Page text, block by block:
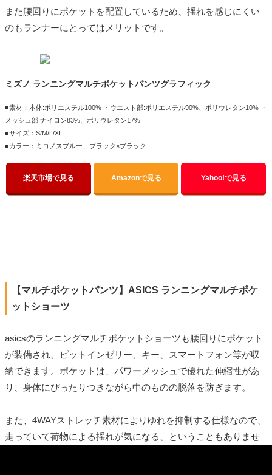
また腰回りにポケットを配置しているため、揺れを感じにくい
のもランナーにとってはメリットです。
ミズノ ランニングマルチポケットパンツグラフィック
■素材：本体:ポリエステル100% ・ウエスト部:ポリエステル90%、ポリウレタン10% ・
メッシュ部:ナイロン83%、ポリウレタン17%
■サイズ：S/M/L/XL
■カラー：ミコノスブルー、ブラック×ブラック
楽天市場で見る Amazonで見る Yahoo!で見る
【マルチポケットパンツ】ASICS ランニングマルチポケ
ットショーツ
asicsのランニングマルチポケットショーツも腰回りにポケット
が装備され、ピットインゼリー、キー、スマートフォン等が収
納できます。ポケットは、パワーメッシュで優れた伸縮性があ
り、身体にぴったりつきながら中のものの脱落を防ぎます。
また、4WAYストレッチ素材によりゆれを抑制する仕様なので、
走っていて荷物による揺れが気になる、ということもありませ